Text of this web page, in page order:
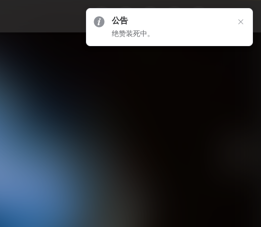
公告
绝赞装死中。